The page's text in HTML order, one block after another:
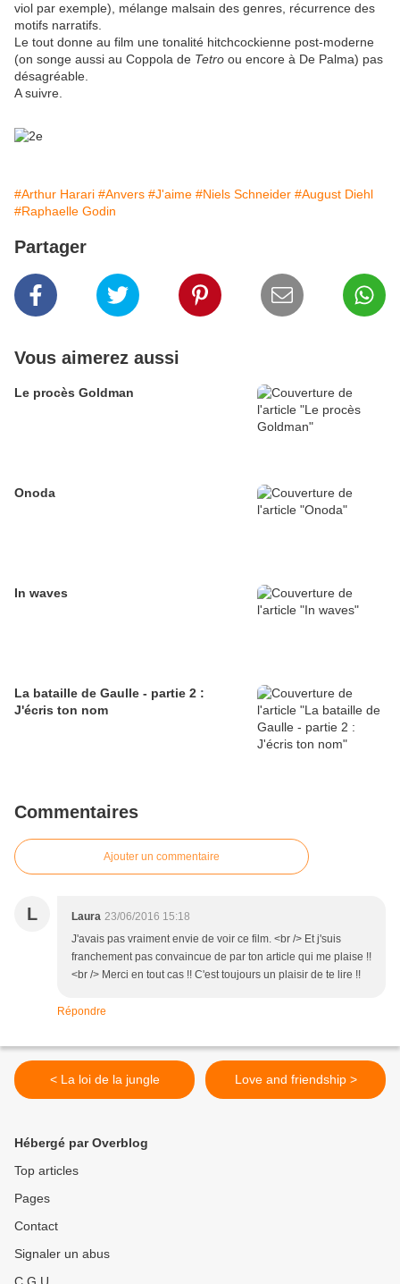
viol par exemple), mélange malsain des genres, récurrence des
motifs narratifs.
Le tout donne au film une tonalité hitchcockienne post-moderne
(on songe aussi au Coppola de Tetro ou encore à De Palma) pas
désagréable.
A suivre.
#Arthur Harari #Anvers #J'aime #Niels Schneider #August Diehl
#Raphaelle Godin
Partager
Vous aimerez aussi
Le procès Goldman
Onoda
In waves
La bataille de Gaulle - partie 2 :
J'écris ton nom
Commentaires
Ajouter un commentaire
L Laura 23/06/2016 15:18
J'avais pas vraiment envie de voir ce film. <br /> Et j'suis
franchement pas convaincue de par ton article qui me plaise !!
<br /> Merci en tout cas !! C'est toujours un plaisir de te lire !!
Répondre
< La loi de la jungle Love and friendship >
Hébergé par Overblog
Top articles
Pages
Contact
Signaler un abus